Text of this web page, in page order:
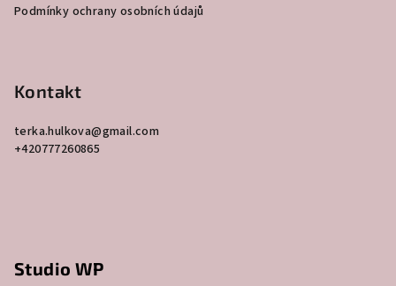
Podmínky ochrany osobních údajů
Kontakt
terka.hulkova@gmail.com
+420777260865
Studio WP